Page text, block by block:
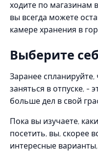
ходите по магазинам
вы всегда можете
камере хранения в
Выберите
Заранее
заняться в отпуске, -
больше дел в свой
Пока вы изучаете,
посетить, вы, скорее
интересные